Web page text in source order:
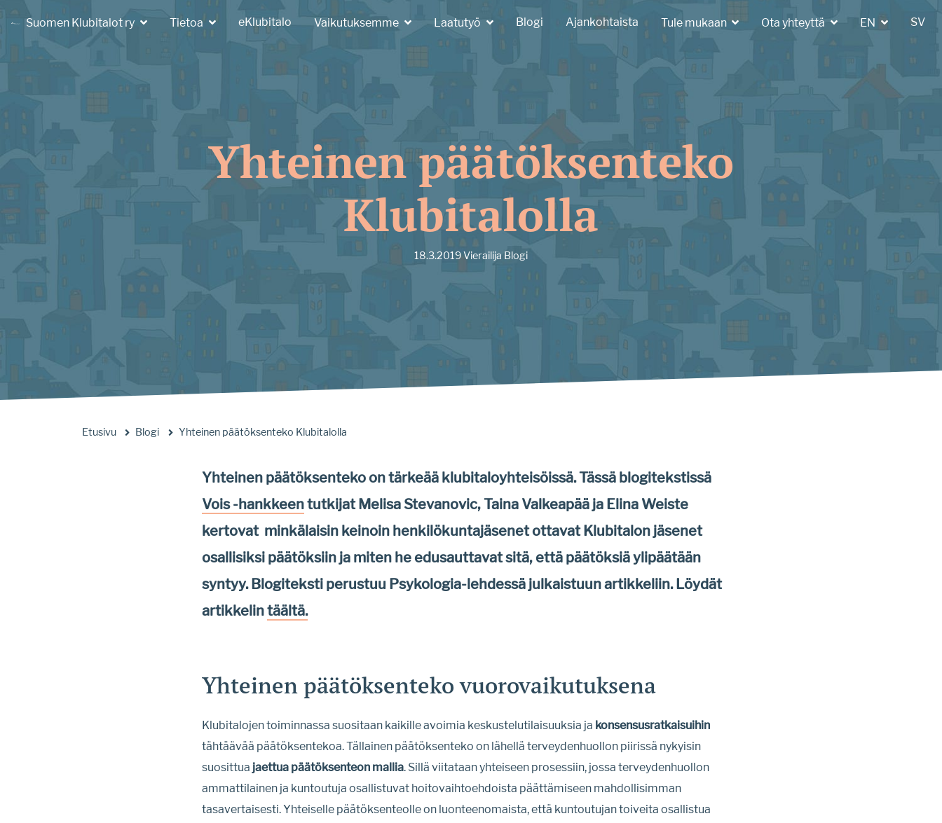
Suomen Klubitalot ry Tietoa eKlubitalo Vaikutuksemme Laatutyö Blogi Ajankohtaista Tule mukaan Ota yhteyttä EN SV
Yhteinen päätöksenteko
Klubitalolla
18.3.2019Vierailija Blogi
Etusivu Blogi Yhteinen päätöksenteko Klubitalolla
Yhteinen päätöksenteko on tärkeää klubitaloyhteisöissä. Tässä blogitekstissä
Vois -hankkeentutkijat Melisa Stevanovic, Taina Valkeapää ja Elina Weiste
kertovat minkälaisin keinoin henkilökuntajäsenet ottavat Klubitalon jäsenet
osallisiksi päätöksiin ja miten he edusauttavat sitä, että päätöksiä ylipäätään
syntyy. Blogiteksti perustuu Psykologia-lehdessä julkaistuun artikkeliin. Löydät
artikkelintäältä.
Yhteinen päätöksenteko vuorovaikutuksena
Klubitalojen toiminnassa suositaan kaikille avoimia keskustelutilaisuuksia ja konsensusratkaisuihin
tähtäävää päätöksentekoa. Tällainen päätöksenteko on lähellä terveydenhuollon piirissä nykyisin
suosittua jaettua päätöksenteon mallia. Sillä viitataan yhteiseen prosessiin, jossa terveydenhuollon
ammattilainen ja kuntoutuja osallistuvat hoitovaihtoehdoista päättämiseen mahdollisimman
tasavertaisesti. Yhteiselle päätöksenteolle on luonteenomaista, että kuntoutujan toiveita osallistua